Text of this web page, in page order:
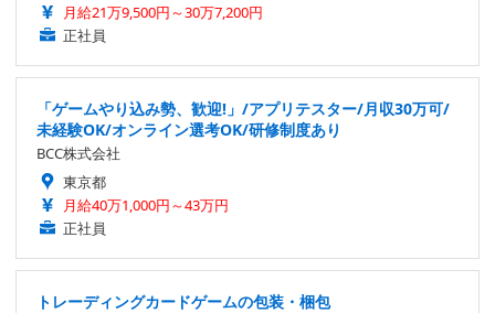
月給21万9,500円～30万7,200円
正社員
「ゲームやり込み勢、歓迎!」/アプリテスター/月収30万可/
未経験OK/オンライン選考OK/研修制度あり
BCC株式会社
東京都
月給40万1,000円～43万円
正社員
トレーディングカードゲームの包装・梱包